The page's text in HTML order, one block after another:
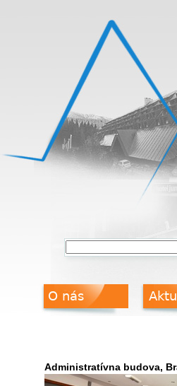
Administratívna budova,